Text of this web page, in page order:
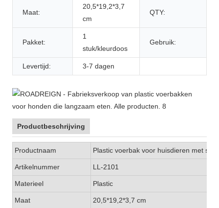
Maat:
20,5*19,2*3,7
cm
QTY:
Pakket:
1
stuk/kleurdoos
Gebruik:
Levertijd: 3-7 dagen
Productbeschrijving
Productnaam Plastic voerbak voor huisdieren met
Artikelnummer LL-2101
Materieel Plastic
Maat 20,5*19,2*3,7 cm